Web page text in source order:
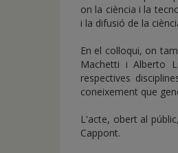
on la ciència i la
i la difusió de la
En el col·loqui, on
Machetti i Alberto
respectives
coneixement que
L'acte, obert al
Cappont.